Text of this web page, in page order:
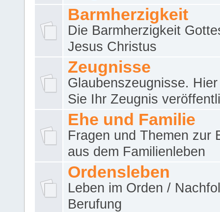
Barmherzigkeit
Die Barmherzigkeit
Jesus Christus
Zeugnisse
Glaubenszeugnisse.
Sie Ihr Zeugnis
Ehe und Familie
Fragen und Themen zur
aus dem Familienleben
Ordensleben
Leben im Orden /
Berufung